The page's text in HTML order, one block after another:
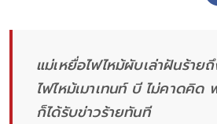
แม่เหยื่อไฟไหม้ผับเล่าฝันร้าย
ไฟไหม้เมาเทนท์ บี ไม่คาดคิด
ก็ได้รับข่าวร้ายทันที